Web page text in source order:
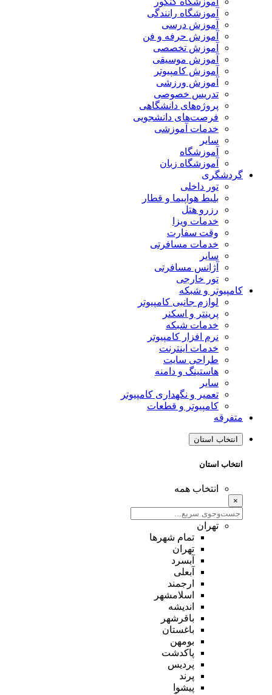
آموزشگاه رانندگی
آموزش درسی
آموزش حرفه و فن
آموزش تخصصی
آموزش موسیقی
آموزش کامپیوتر
آموزش ورزشی
تدریس خصوصی
پروژه‌های دانشگاهی
فرصت‌های دانشجویی
خدمات آموزشی
سایر
آموزشگاه
آموزشگاه زبان
گردشگری
تور داخلی
بلیط هواپیما و قطار
رزرو هتل
خدمات ویزا
وقت سفارت
خدمات مسافرتی
سایر
آژانس مسافرتی
تور خارجی
کامپیوتر و شبکه
لوازم جانبی کامپیوتر
پرینتر و اسکنر
خدمات شبکه
نرم افزار کامپیوتر
خدمات اینترنت
طراحی سایت
هاستینگ و دامنه
سایر
تعمیر و نگهداری کامپیوتر
کامپیوتر و قطعات
متفرقه
انتخاب استان
انتخاب استان
انتخاب همه
×
تهران
تمام شهر‌ها
تهران
آبسرد
آبعلی
ارجمند
اسلامشهر
اندیشه
باقرشهر
باغستان
بومهن
پاکدشت
پردیس
پرند
پیشوا